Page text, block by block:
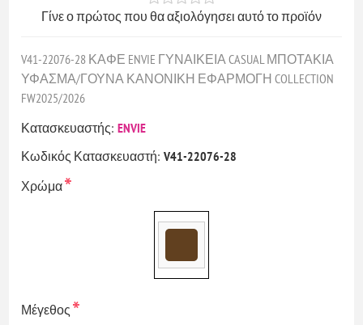
Γίνε ο πρώτος που θα αξιολόγησει αυτό το προϊόν
V41-22076-28 ΚΑΦΕ ENVIE ΓΥΝΑΙΚΕΙΑ CASUAL ΜΠΟΤΑΚΙΑ
ΥΦΑΣΜΑ/ΓΟΥΝΑ ΚΑΝΟΝΙΚΗ ΕΦΑΡΜΟΓΗ COLLECTION
FW2025/2026
Κατασκευαστής: ENVIE
Κωδικός Κατασκευαστή: V41-22076-28
Χρώμα*
Μέγεθος*